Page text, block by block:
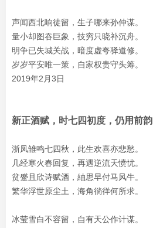
声闻西北响徒留，生子哪来孙仲谋。
量小却图吞巨象，技穷只晓补沉舟。
明争已失城关战，暗度虚夸驿道修。
岁岁平安唯一策，自家权贵守头筹。
2019年2月3日
新正酒赋，时七四初度，仍用前韵
浙凤雏鸣七四秋，此生欢喜亦悲愁。
几经寒火春回复，再遇逆流天愤忧。
贫蹙且欣诗赋酒，紬思早付马风牛。
繁华浮世原尘土，海角徜徉何所求。
冰莹雪白不容留，自有天公作计谋。